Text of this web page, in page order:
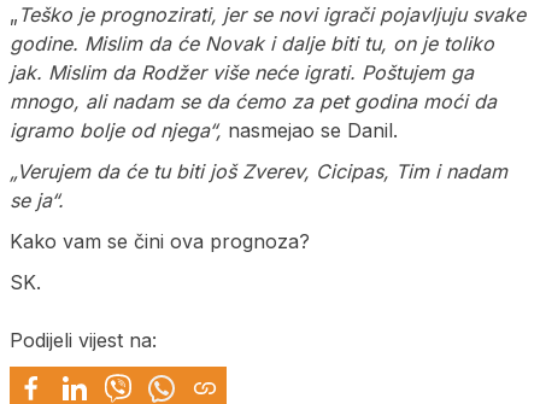
„ Teško je prognozirati, jer se novi igrači pojavljuju svake
godine. Mislim da će Novak i dalje biti tu, on je toliko
jak. Mislim da Rodžer više neće igrati. Poštujem ga
mnogo, ali nadam se da ćemo za pet godina moći da
igramo bolje od njega“, nasmejao se Danil.
„Verujem da će tu biti još Zverev, Cicipas, Tim i nadam
se ja“.
Kako vam se čini ova prognoza?
SK.
Podijeli vijest na: